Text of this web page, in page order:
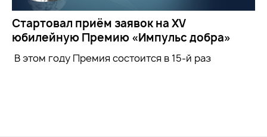
Стартовал приём заявок на XV
юбилейную Премию «Импульс добра»
В этом году Премия состоится в 15-й раз